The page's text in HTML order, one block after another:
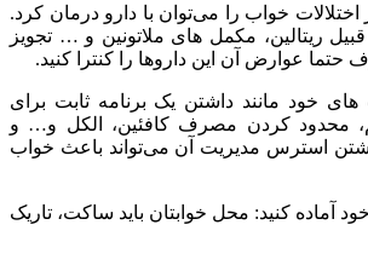
خواب را می‌توان با دارو درمان کرد.
ریتالین، مکمل های ملاتونین و … تجویز
عوارض آن این داروها را کنترا کنید.
خود مانند داشتن یک برنامه ثابت برای
محدود کردن مصرف کافئین، الکل و… و
استرس مدیریت آن می‌تواند باعث خواب
آماده کنید: محل خوابتان باید ساکت، تاریک